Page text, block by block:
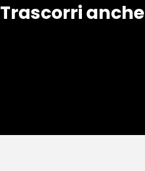
Trascorri